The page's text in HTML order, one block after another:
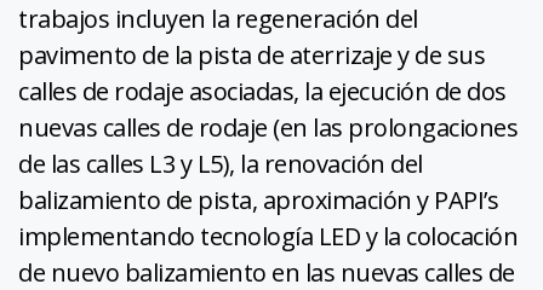
trabajos incluyen la regeneración del
pavimento de la pista de aterrizaje y de sus
calles de rodaje asociadas, la ejecución de dos
nuevas calles de rodaje (en las prolongaciones
de las calles L3 y L5), la renovación del
balizamiento de pista, aproximación y PAPI’s
implementando tecnología LED y la colocación
de nuevo balizamiento en las nuevas calles de